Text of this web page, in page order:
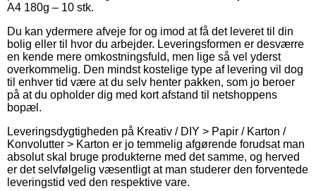
A4 180g – 10 stk.
Du kan ydermere afveje for og imod at få det leveret til din
bolig eller til hvor du arbejder. Leveringsformen er desværre
en kende mere omkostningsfuld, men lige så vel yderst
overkommelig. Den mindst kostelige type af levering vil dog
til enhver tid være at du selv henter pakken, som jo beroer
på at du opholder dig med kort afstand til netshoppens
bopæl.
Leveringsdygtigheden på Kreativ / DIY > Papir / Karton /
Konvolutter > Karton er jo temmelig afgørende forudsat man
absolut skal bruge produkterne med det samme, og herved
er det selvfølgelig væsentligt at man studerer den forventede
leveringstid ved den respektive vare.